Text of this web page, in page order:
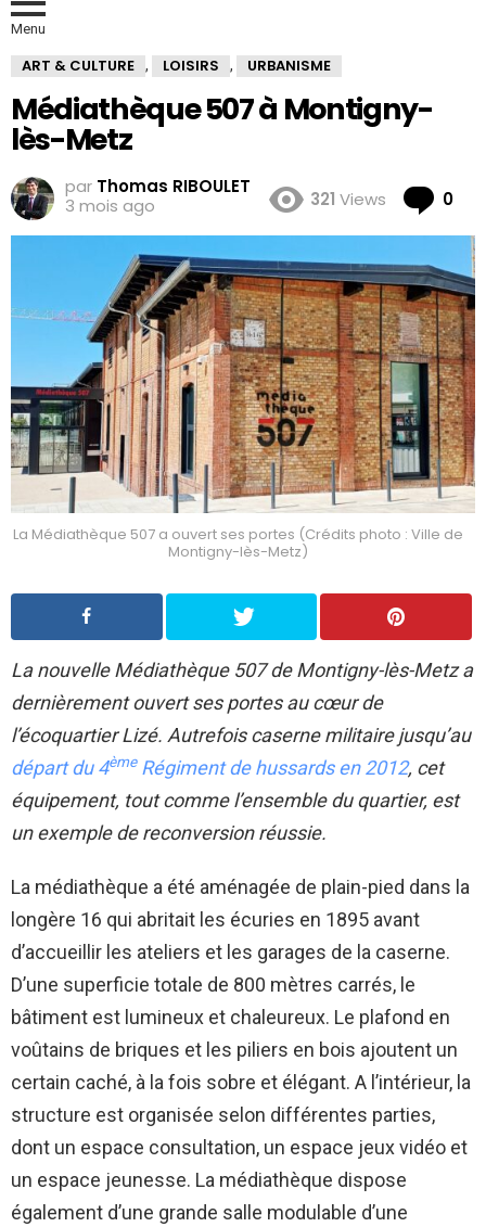
Menu
ART & CULTURE , LOISIRS , URBANISME
Médiathèque 507 à Montigny-
lès-Metz
par Thomas RIBOULET
3 mois ago
321 Views 0
La Médiathèque 507 a ouvert ses portes (Crédits photo : Ville de
Montigny-lès-Metz)
La nouvelle Médiathèque 507 de Montigny-lès-Metz a
dernièrement ouvert ses portes au cœur de
l’écoquartier Lizé. Autrefois caserne militaire jusqu’au
départ du 4èmeRégiment de hussards en 2012, cet
équipement, tout comme l’ensemble du quartier, est
un exemple de reconversion réussie.
La médiathèque a été aménagée de plain-pied dans la
longère 16 qui abritait les écuries en 1895 avant
d’accueillir les ateliers et les garages de la caserne.
D’une superficie totale de 800 mètres carrés, le
bâtiment est lumineux et chaleureux. Le plafond en
voûtains de briques et les piliers en bois ajoutent un
certain caché, à la fois sobre et élégant. A l’intérieur, la
structure est organisée selon différentes parties,
dont un espace consultation, un espace jeux vidéo et
un espace jeunesse. La médiathèque dispose
également d’une grande salle modulable d’une